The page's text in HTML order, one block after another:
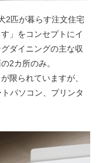
2匹が暮らす注文住宅
」をコンセプトにイ
ダイニングの主な収
2カ所のみ。
限られていますが、
パソコン、プリンタ